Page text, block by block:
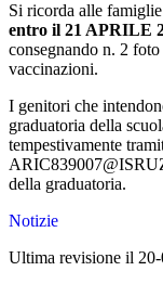
Si ricorda alle
entro il 21 APRILE
consegnando n. 2
vaccinazioni.
I genitori che
graduatoria della
tempestivamente
della graduatoria.
Notizie
Ultima revisione il